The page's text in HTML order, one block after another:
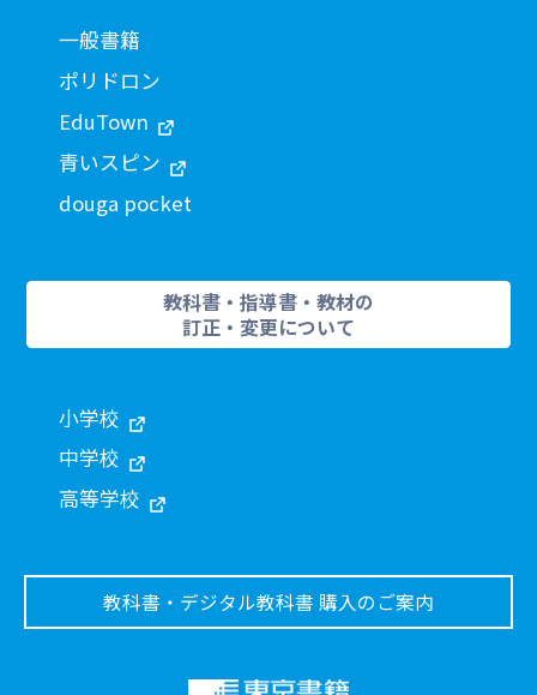
一般書籍
ポリドロン
EduTown
青いスピン
douga pocket
教科書・指導書・教材の
訂正・変更について
小学校
中学校
高等学校
教科書・デジタル教科書 購入のご案内